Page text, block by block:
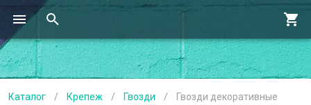
Каталог / Крепеж / Гвозди / Гвозди декоративные